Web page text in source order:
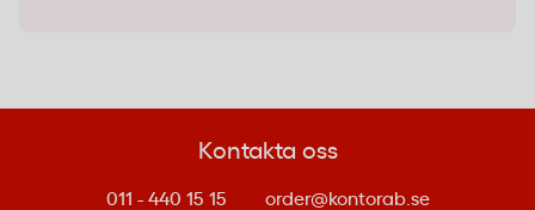
envarmluftsborste. Det är vardagens redskap
Kontakta oss
011 - 440 15 15 order@kontorab.se